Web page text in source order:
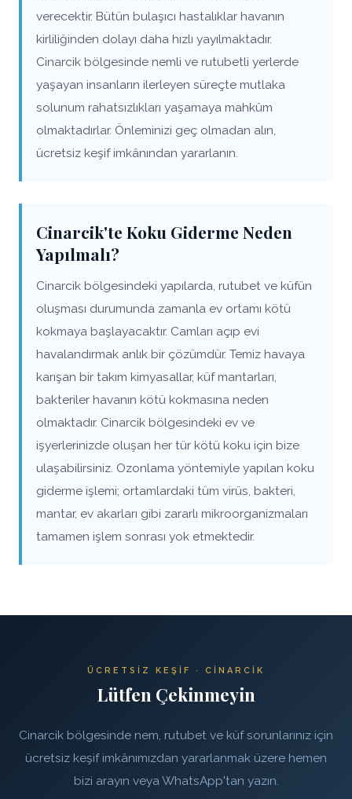
verecektir. Bütün bulaşıcı hastalıklar havanın
kirliliğinden dolayı daha hızlı yayılmaktadır.
Cinarcik bölgesinde nemli ve rutubetli yerlerde
yaşayan insanların ilerleyen süreçte mutlaka
solunum rahatsızlıkları yaşamaya mahkûm
olmaktadırlar. Önleminizi geç olmadan alın,
ücretsiz keşif imkânından yararlanın.
Cinarcik'te Koku Giderme Neden
Yapılmalı?
Cinarcik bölgesindeki yapılarda, rutubet ve küfün
oluşması durumunda zamanla ev ortamı kötü
kokmaya başlayacaktır. Camları açıp evi
havalandırmak anlık bir çözümdür. Temiz havaya
karışan bir takım kimyasallar, küf mantarları,
bakteriler havanın kötü kokmasına neden
olmaktadır. Cinarcik bölgesindeki ev ve
işyerlerinizde oluşan her tür kötü koku için bize
ulaşabilirsiniz. Ozonlama yöntemiyle yapılan koku
giderme işlemi; ortamlardaki tüm virüs, bakteri,
mantar, ev akarları gibi zararlı mikroorganizmaları
tamamen işlem sonrası yok etmektedir.
ÜCRETSIZ KEŞIF · CINARCIK
Lütfen Çekinmeyin
Cinarcik bölgesinde nem, rutubet ve küf sorunlarınız için
ücretsiz keşif imkânımızdan yararlanmak üzere hemen
bizi arayın veya WhatsApp'tan yazın.